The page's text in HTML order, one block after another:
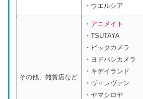
・ウエルシア
その他、雑貨店など
・ アニメイト
・TSUTAYA
・ビックカメラ
・ヨドバシカメラ
・キデイランド
・ヴィレヴァン
・ヤマシロヤ